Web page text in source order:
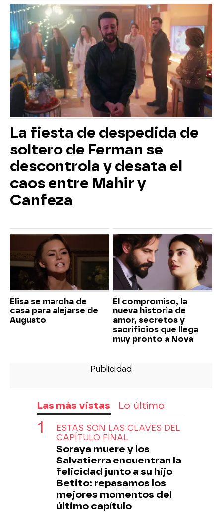
La fiesta de despedida de
soltero de Ferman se
descontrola y desata el
caos entre Mahir y
Canfeza
Elisa se marcha de
casa para alejarse de
Augusto
El compromiso, la
nueva historia de
amor, secretos y
sacrificios que llega
muy pronto a Nova
Las más vistas Lo último
ESTAS SON LAS CLAVES DEL
CAPÍTULO FINAL
Soraya muere y los
Salvatierra encuentran la
felicidad junto a su hijo
Betito: repasamos los
mejores momentos del
último capítulo